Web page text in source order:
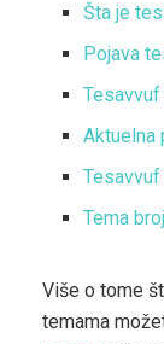
Šta je
Pojava
Tesavvuf
Aktuelna
Tesavvuf
Tema
Više o tome
temama